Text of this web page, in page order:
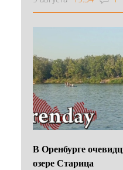
В Оренбурге
озере Старица